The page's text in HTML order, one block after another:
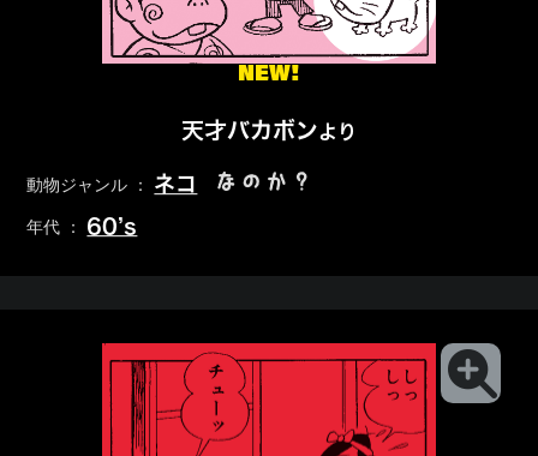
NEW!
天才バカボンより
動物ジャンル ： ネコ なのか？
年代 ： 60’s